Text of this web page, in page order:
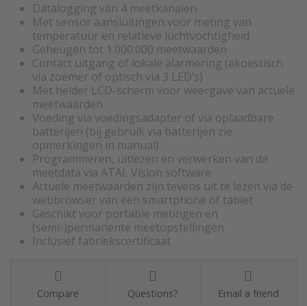
Datalogging van 4 meetkanalen
Met sensor aansluitingen voor meting van
temperatuur en relatieve luchtvochtigheid
Geheugen tot 1.000.000 meetwaarden
Contact uitgang of lokale alarmering (akoestisch
via zoemer of optisch via 3 LED’s)
Met helder LCD-scherm voor weergave van actuele
meetwaarden
Voeding via voedingsadapter of via oplaadbare
batterijen (bij gebruik via batterijen zie
opmerkingen in manual)
Programmeren, uitlezen en verwerken van de
meetdata via ATAL Vision software
Actuele meetwaarden zijn tevens uit te lezen via de
webbrowser van een smartphone of tablet
Geschikt voor portable metingen en
(semi-)permanente meetopstellingen
Inclusief fabriekscertificaat
Compare Questions? Email a friend